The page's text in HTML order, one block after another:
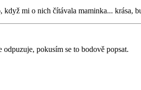
mi o nich čítávala maminka... krása,
pokusím se to bodově popsat.